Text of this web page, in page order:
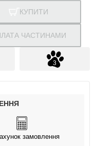
КУПИТИ
ЧАСТИНАМИ
замовлення